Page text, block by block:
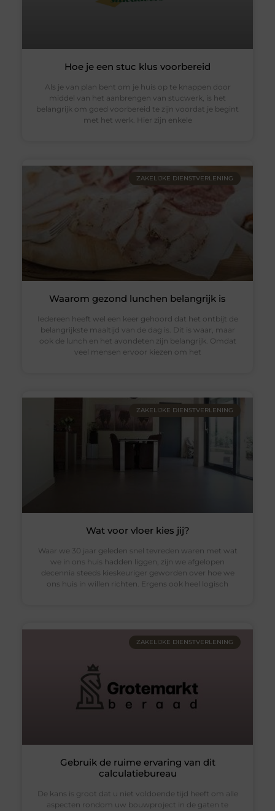
Hoe je een stuc klus voorbereid
Als je van plan bent om je huis op te knappen door
middel van het aanbrengen van stucwerk, is het
belangrijk om goed voorbereid te zijn voordat je begint
met het werk. Hier zijn enkele
ZAKELIJKE DIENSTVERLENING
Waarom gezond lunchen belangrijk is
Iedereen heeft wel een keer gehoord dat het ontbijt de
belangrijkste maaltijd van de dag is. Dit is waar, maar
ook de lunch en het avondeten zijn belangrijk. Omdat
veel mensen ervoor kiezen om het
ZAKELIJKE DIENSTVERLENING
Wat voor vloer kies jij?
Waar we 30 jaar geleden snel tevreden waren met wat
we in ons huis hadden liggen, zijn we afgelopen
decennia steeds kieskeuriger geworden over hoe we
ons huis in willen richten. Ergens ook heel logisch
ZAKELIJKE DIENSTVERLENING
Gebruik de ruime ervaring van dit
calculatiebureau
De kans is groot dat u niet voldoende tijd heeft om alle
aspecten rondom uw bouwproject in de gaten te